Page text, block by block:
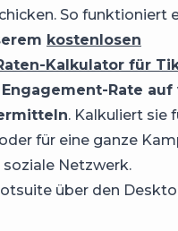
So funktioniert
kostenlosen
Kalkulator für
Rate auf
. Kalkuliert sie
für eine ganze
Netzwerk.
über den